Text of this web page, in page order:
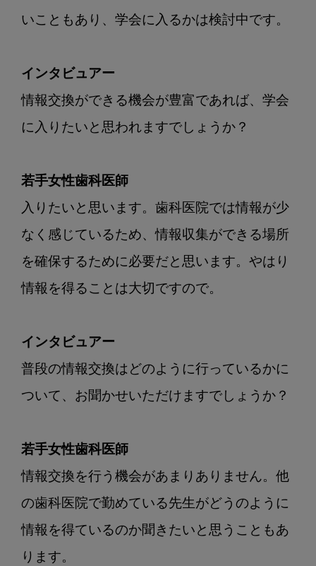
いこともあり、学会に入るかは検討中です。
インタビュアー
情報交換ができる機会が豊富であれば、学会
に入りたいと思われますでしょうか？
若手女性歯科医師
入りたいと思います。歯科医院では情報が少
なく感じているため、情報収集ができる場所
を確保するために必要だと思います。やはり
情報を得ることは大切ですので。
インタビュアー
普段の情報交換はどのように行っているかに
ついて、お聞かせいただけますでしょうか？
若手女性歯科医師
情報交換を行う機会があまりありません。他
の歯科医院で勤めている先生がどうのように
情報を得ているのか聞きたいと思うこともあ
ります。